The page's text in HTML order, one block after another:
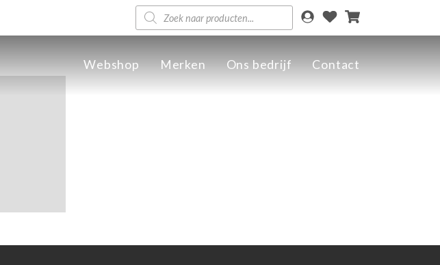
Producten
zoeken
Webshop Merken Ons bedrijf Contact